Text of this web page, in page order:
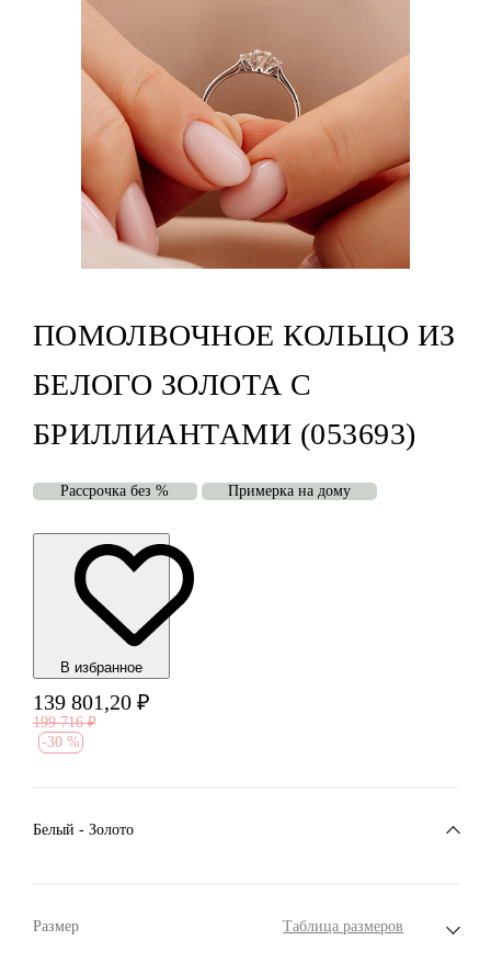
ПОМОЛВОЧНОЕ КОЛЬЦО ИЗ
БЕЛОГО ЗОЛОТА С
БРИЛЛИАНТАМИ (053693)
Рассрочка без % Примерка на дому
В избранноe
139 801,20 ₽
199 716 ₽
-30 %
Белый - Золото
Размер Таблица размеров